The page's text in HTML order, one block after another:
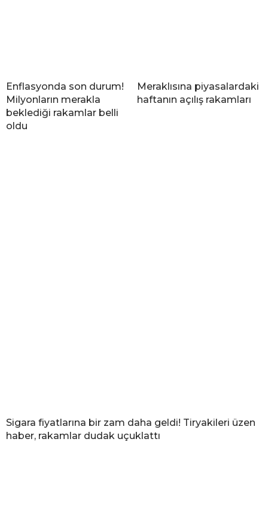
Enflasyonda son durum!
Milyonların merakla
beklediği rakamlar belli
oldu
Meraklısına piyasalardaki
haftanın açılış rakamları
Sigara fiyatlarına bir zam daha geldi! Tiryakileri üzen
haber, rakamlar dudak uçuklattı